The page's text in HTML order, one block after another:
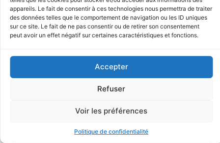
appareils. Le fait de consentir à ces technologies nous permettra de traiter
des données telles que le comportement de navigation ou les ID uniques
sur ce site. Le fait de ne pas consentir ou de retirer son consentement
peut avoir un effet négatif sur certaines caractéristiques et fonctions.
Accepter
Refuser
Voir les préférences
Politique de confidentialité
JE M'INSCRIS